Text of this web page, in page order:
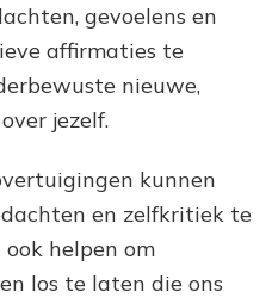
gevoelens en
affirmaties te
nieuwe,
jezelf.
kunnen
en zelfkritiek te
helpen om
los te laten die ons